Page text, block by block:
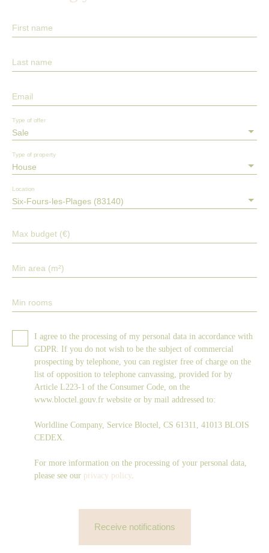
First name
Last name
Email
Sale
Type of offer
House
Type of property
Six-Fours-les-Plages (83140)
Location
Max budget (€)
Min area (m²)
Min rooms
I agree to the processing of my personal data in accordance with
GDPR. If you do not wish to be the subject of commercial
prospecting by telephone, you can register free of charge on the
list of opposition to telephone canvassing, provided for by
Article L223-1 of the Consumer Code, on the
www.bloctel.gouv.fr website or by mail addressed to:
Worldline Company, Service Bloctel, CS 61311, 41013 BLOIS
CEDEX.
For more information on the processing of your personal data,
please see our privacy policy
Receive notifications